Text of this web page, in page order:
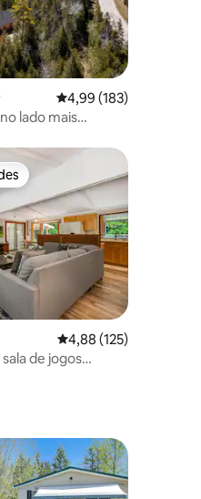
avaliações4,99 de uma avaliação
4,99 (183)
lado mais
avaliações4,88 de uma avaliação
4,88 (125)
de jogos